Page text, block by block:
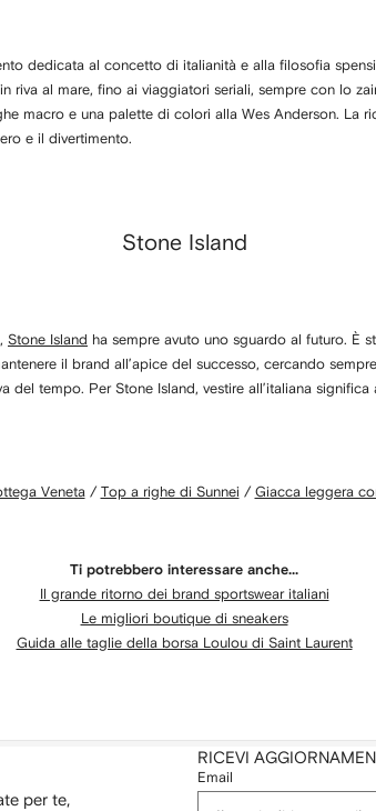
dedicata al concetto di italianità e alla filosofia
riva al mare, fino ai viaggiatori seriali, sempre con lo
macro e una palette di colori alla Wes Anderson. La
e il divertimento.
Stone Island
Stone Island ha sempre avuto uno sguardo al futuro. È
il brand all’apice del successo, cercando
del tempo. Per Stone Island, vestire all’italiana
Veneta / Top a righe di Sunnei / Giacca leggera
Ti potrebbero interessare anche...
Il grande ritorno dei brand sportswear italiani
Le migliori boutique di sneakers
Guida alle taglie della borsa Loulou di Saint Laurent
per te,
RICEVI
Email